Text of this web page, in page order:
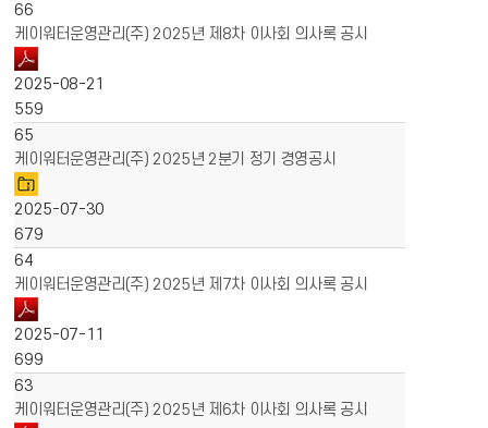
66
케이워터운영관리(주) 2025년 제8차 이사회 의사록 공시
2025-08-21
559
65
케이워터운영관리(주) 2025년 2분기 정기 경영공시
2025-07-30
679
64
케이워터운영관리(주) 2025년 제7차 이사회 의사록 공시
2025-07-11
699
63
케이워터운영관리(주) 2025년 제6차 이사회 의사록 공시